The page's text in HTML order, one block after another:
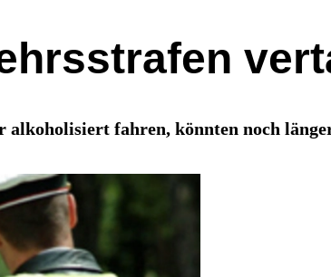
fahren, könnten noch